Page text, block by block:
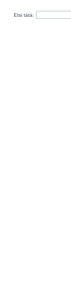
Etsi tätä: